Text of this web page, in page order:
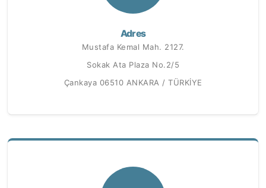
Adres
Mustafa Kemal Mah. 2127.
Sokak Ata Plaza No.2/5
Çankaya 06510 ANKARA / TÜRKİYE